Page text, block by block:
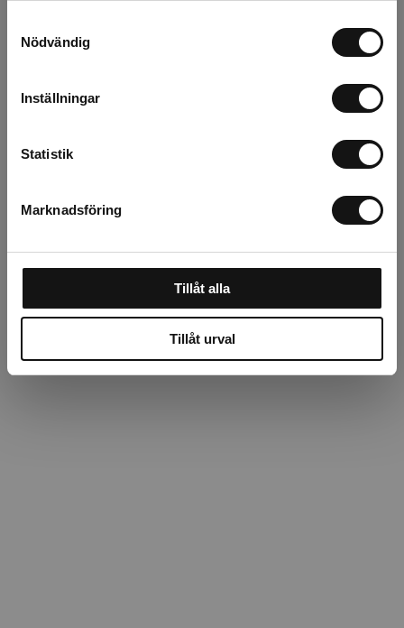
Nödvändig
Inställningar
Statistik
Marknadsföring
Tillåt alla
Tillåt urval
Uppsala